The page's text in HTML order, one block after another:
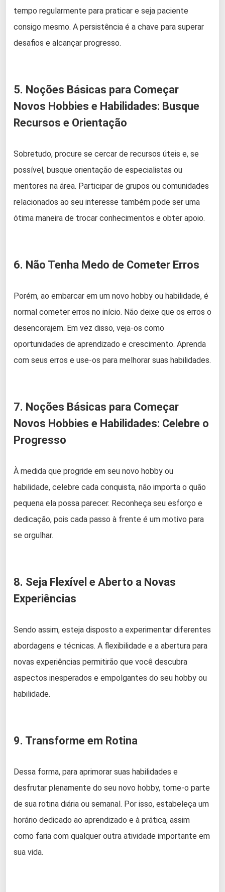
tempo regularmente para praticar e seja paciente
consigo mesmo. A persistência é a chave para superar
desafios e alcançar progresso.
5. Noções Básicas para Começar
Novos Hobbies e Habilidades: Busque
Recursos e Orientação
Sobretudo, procure se cercar de recursos úteis e, se
possível, busque orientação de especialistas ou
mentores na área. Participar de grupos ou comunidades
relacionados ao seu interesse também pode ser uma
ótima maneira de trocar conhecimentos e obter apoio.
6. Não Tenha Medo de Cometer Erros
Porém, ao embarcar em um novo hobby ou habilidade, é
normal cometer erros no início. Não deixe que os erros o
desencorajem. Em vez disso, veja-os como
oportunidades de aprendizado e crescimento. Aprenda
com seus erros e use-os para melhorar suas habilidades.
7. Noções Básicas para Começar
Novos Hobbies e Habilidades: Celebre o
Progresso
À medida que progride em seu novo hobby ou
habilidade, celebre cada conquista, não importa o quão
pequena ela possa parecer. Reconheça seu esforço e
dedicação, pois cada passo à frente é um motivo para
se orgulhar.
8. Seja Flexível e Aberto a Novas
Experiências
Sendo assim, esteja disposto a experimentar diferentes
abordagens e técnicas. A flexibilidade e a abertura para
novas experiências permitirão que você descubra
aspectos inesperados e empolgantes do seu hobby ou
habilidade.
9. Transforme em Rotina
Dessa forma, para aprimorar suas habilidades e
desfrutar plenamente do seu novo hobby, torne-o parte
de sua rotina diária ou semanal. Por isso, estabeleça um
horário dedicado ao aprendizado e à prática, assim
como faria com qualquer outra atividade importante em
sua vida.